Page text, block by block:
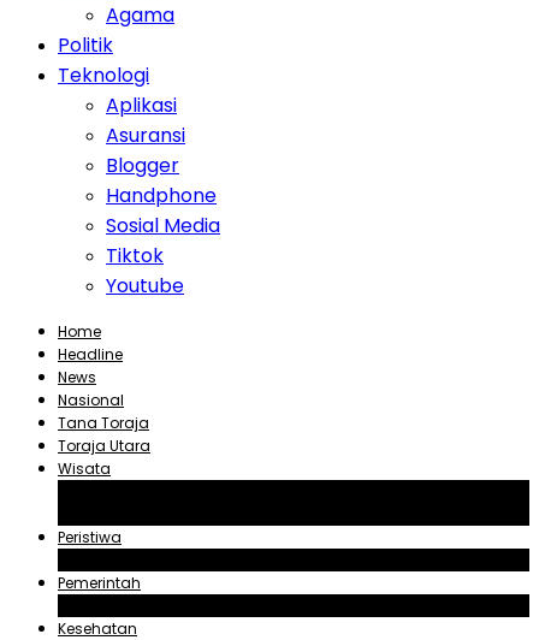
Agama
Politik
Teknologi
Aplikasi
Asuransi
Blogger
Handphone
Sosial Media
Tiktok
Youtube
Home
Headline
News
Nasional
Tana Toraja
Toraja Utara
Wisata
Peristiwa
Pemerintah
Kesehatan